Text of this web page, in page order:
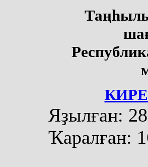
Яҙылған:
Ҡаралған: